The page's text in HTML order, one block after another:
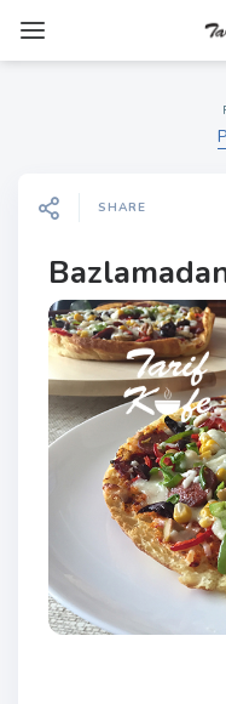
SHARE